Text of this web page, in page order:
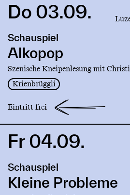
Link
Alkopop
Do 03.09.
Schauspiel
Alkopop
Szenische Kneipenlesung mit
Krienbrüggli
Eintritt frei
Link
Kleine
Probleme
Fr 04.09.
Schauspiel
Kleine Probleme